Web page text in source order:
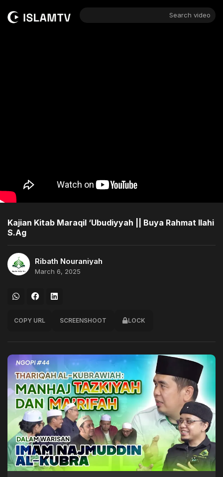
Search video
Kajian Kitab Maraqil ‘Ubudiyyah || Buya Rahmat Ilahi
S.Ag
Ribath Nouraniyah
March 6, 2025
COPY URL SCREENSHOOT LOCK